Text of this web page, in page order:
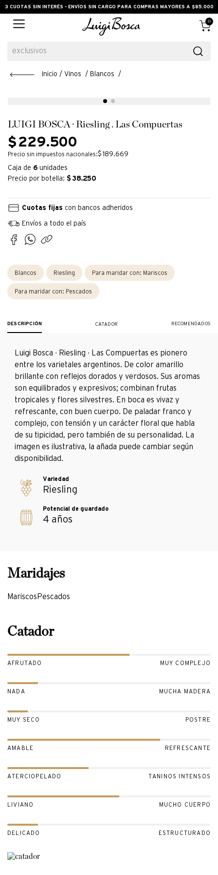
3 CUOTAS SIN INTERÉS - ENVÍOS SIN CARGO PARA COMPRAS MAYORES A $85.000
0
Vinos Blancos
LUIGI BOSCA · Riesling . Las Compuertas
$ 229.500
Precio sin impuestos nacionales:$ 189.669
Caja de 6 unidades
Precio por botella: $ 38.250
Cuotas fijas con bancos adheridos
Envíos a todo el país
Blancos Riesling Para maridar con: Mariscos
Para maridar con: Pescados
DESCRIPCIÓN CATADOR RECOMENDADOS
Luigi Bosca ∙ Riesling ∙ Las Compuertas es pionero
entre los varietales argentinos. De color amarillo
brillante con reflejos dorados y verdosos. Sus aromas
son equilibrados y expresivos; combinan frutas
tropicales y flores silvestres. En boca es vivaz y
refrescante, con buen cuerpo. De paladar franco y
complejo, con tensión y un carácter floral que habla
de su tipicidad, pero también de su personalidad. La
imagen es ilustrativa, la añada puede cambiar según
disponibilidad.
4 años
Riesling
Mariscos Pescados
Catador
AFRUTADO MUY COMPLEJO
NADA MUCHA MADERA
MUY SECO POSTRE
AMABLE REFRESCANTE
ATERCIOPELADO TANINOS INTENSOS
LIVIANO MUCHO CUERPO
DELICADO ESTRUCTURADO